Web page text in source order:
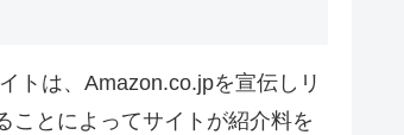
トは、Amazon.co.jpを宣伝しリ
ことによってサイトが紹介料を